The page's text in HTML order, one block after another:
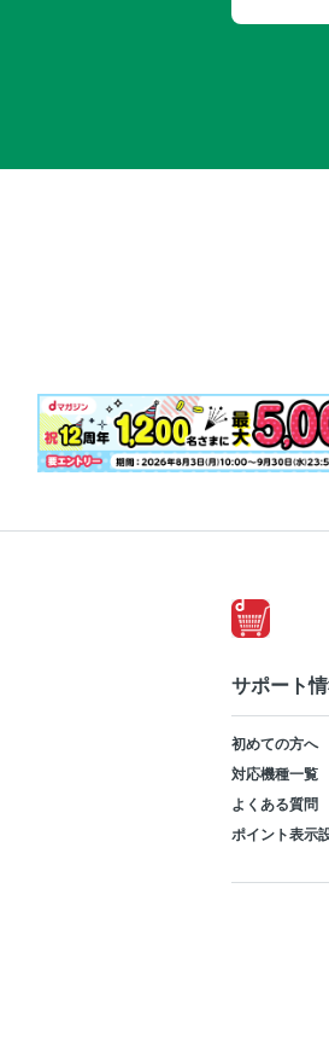
サポート
初めての方へ
対応機種一覧
よくある質問
ポイント表示